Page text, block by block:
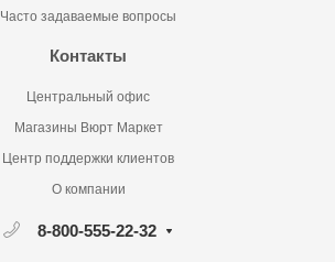
Часто задаваемые вопросы
Контакты
Центральный офис
Магазины Вюрт Маркет
Центр поддержки клиентов
О компании
8-800-555-22-32